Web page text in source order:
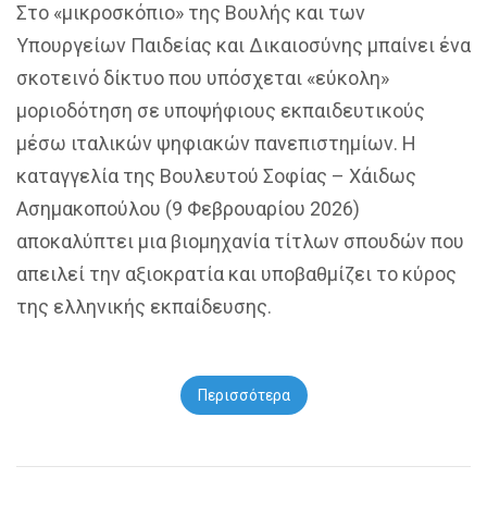
Στο «μικροσκόπιο» της Βουλής και των
Υπουργείων Παιδείας και Δικαιοσύνης μπαίνει ένα
σκοτεινό δίκτυο που υπόσχεται «εύκολη»
μοριοδότηση σε υποψήφιους εκπαιδευτικούς
μέσω ιταλικών ψηφιακών πανεπιστημίων. Η
καταγγελία της Βουλευτού Σοφίας – Χάιδως
Ασημακοπούλου (9 Φεβρουαρίου 2026)
αποκαλύπτει μια βιομηχανία τίτλων σπουδών που
απειλεί την αξιοκρατία και υποβαθμίζει το κύρος
της ελληνικής εκπαίδευσης.
Περισσότερα